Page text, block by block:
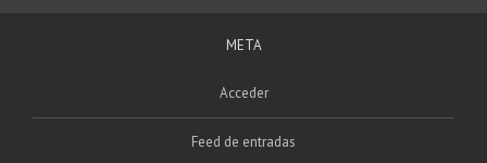
META
Acceder
Feed de entradas